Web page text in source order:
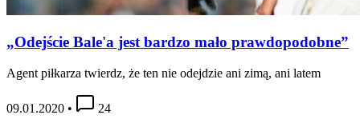
„Odejście Bale'a jest bardzo mało prawdopodobne”
Agent piłkarza twierdz, że ten nie odejdzie ani zimą, ani latem
09.01.2020 • 24